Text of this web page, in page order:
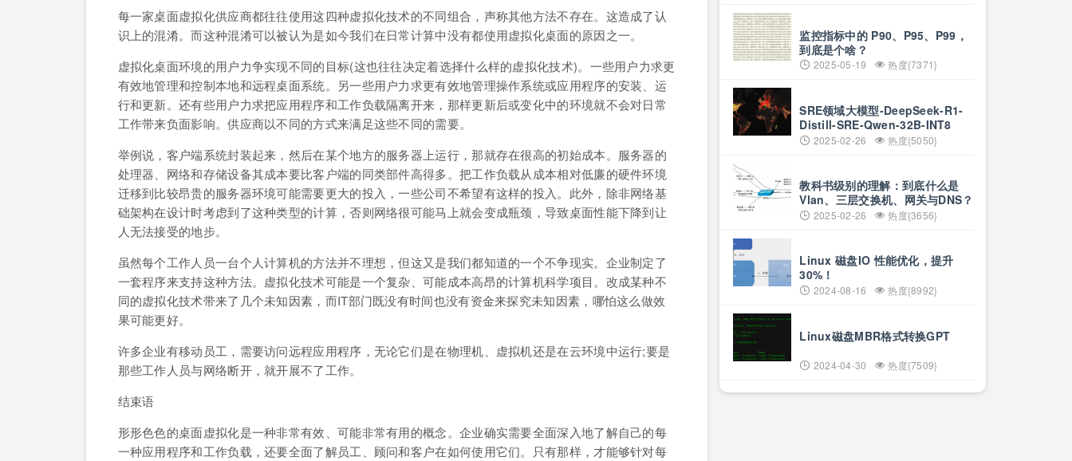
每一家桌面虚拟化供应商都往往使用这四种虚拟化技术的不同组合，声称其他方法不存在。这造成了认
识上的混淆。而这种混淆可以被认为是如今我们在日常计算中没有都使用虚拟化桌面的原因之一。
虚拟化桌面环境的用户力争实现不同的目标(这也往往决定着选择什么样的虚拟化技术)。一些用户力求更
有效地管理和控制本地和远程桌面系统。另一些用户力求更有效地管理操作系统或应用程序的安装、运
行和更新。还有些用户力求把应用程序和工作负载隔离开来，那样更新后或变化中的环境就不会对日常
工作带来负面影响。供应商以不同的方式来满足这些不同的需要。
举例说，客户端系统封装起来，然后在某个地方的服务器上运行，那就存在很高的初始成本。服务器的
处理器、网络和存储设备其成本要比客户端的同类部件高得多。把工作负载从成本相对低廉的硬件环境
迁移到比较昂贵的服务器环境可能需要更大的投入，一些公司不希望有这样的投入。此外，除非网络基
础架构在设计时考虑到了这种类型的计算，否则网络很可能马上就会变成瓶颈，导致桌面性能下降到让
人无法接受的地步。
虽然每个工作人员一台个人计算机的方法并不理想，但这又是我们都知道的一个不争现实。企业制定了
一套程序来支持这种方法。虚拟化技术可能是一个复杂、可能成本高昂的计算机科学项目。改成某种不
同的虚拟化技术带来了几个未知因素，而IT部门既没有时间也没有资金来探究未知因素，哪怕这么做效
果可能更好。
许多企业有移动员工，需要访问远程应用程序，无论它们是在物理机、虚拟机还是在云环境中运行;要是
那些工作人员与网络断开，就开展不了工作。
结束语
形形色色的桌面虚拟化是一种非常有效、可能非常有用的概念。企业确实需要全面深入地了解自己的每
一种应用程序和工作负载，还要全面了解员工、顾问和客户在如何使用它们。只有那样，才能够针对每
监控指标中的 P90、P95、P99，
到底是个啥？
2025-05-19 热度{7371}
SRE领域大模型-DeepSeek-R1-
Distill-SRE-Qwen-32B-INT8
2025-02-26 热度{5050}
教科书级别的理解：到底什么是
Vlan、三层交换机、网关与DNS？
2025-02-26 热度{3656}
Linux 磁盘IO 性能优化，提升
30%！
2024-08-16 热度{8992}
Linux磁盘MBR格式转换GPT
2024-04-30 热度{7509}